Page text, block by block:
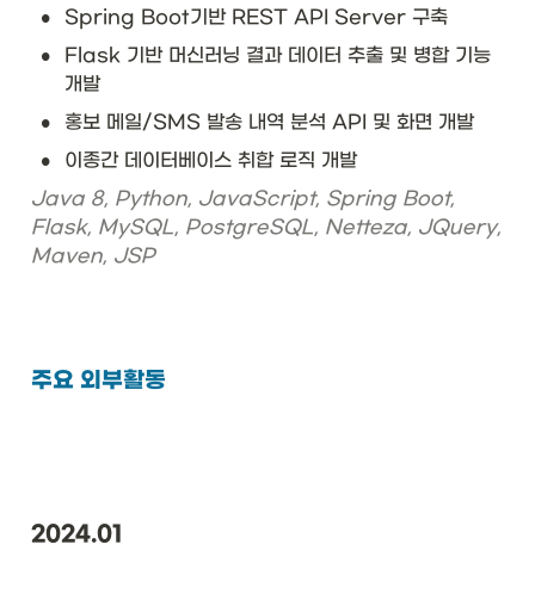
• Spring Boot기반 REST API Server 구축
•
Flask 기반 머신러닝 결과 데이터 추출 및 병합 기능
개발
• 홍보 메일/SMS 발송 내역 분석 API 및 화면 개발
•
이종간 데이터베이스 취합 로직 개발
Java 8, Python, JavaScript, Spring Boot,
Flask, MySQL, PostgreSQL, Netteza, JQuery,
Maven, JSP
주요 외부활동
2024.01